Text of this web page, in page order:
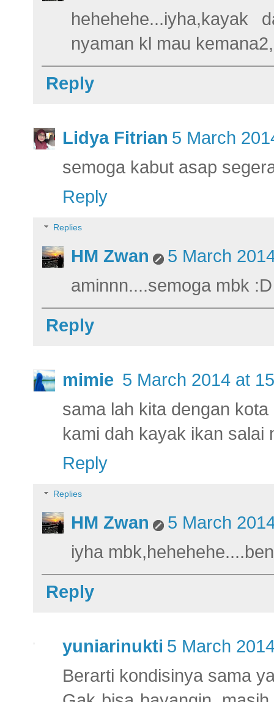
nyaman kl mau
Reply
Lidya Fitrian 5 March
semoga kabut asap
Reply
Replies
HM Zwan
5 March
aminnn....semoga mbk :D
Reply
mimie 5 March 2014 at
sama lah kita dengan kota
kami dah kayak ikan salai
Reply
Replies
HM Zwan
5 March
iyha
Reply
yuniarinukti 5 March
Berarti kondisinya sama